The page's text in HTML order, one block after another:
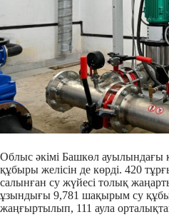
Облыс әкімі Башкөл ауылындағы
құбыры желісін де көрді. 420
салынған су жүйесі толық
ұзындығы 9,781 шақырым су
жаңғыртылып, 111 аула